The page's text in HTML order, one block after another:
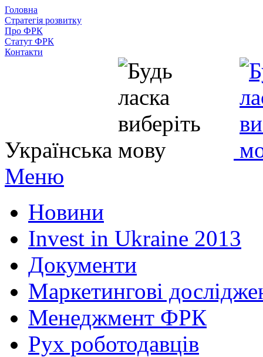
Головна
Стратегія розвитку
Про ФРК
Статут ФРК
Контакти
Українська
Меню
Новини
Invest in Ukraine 2013
Документи
Маркетингові
Менеджмент ФРК
Рух роботодавців